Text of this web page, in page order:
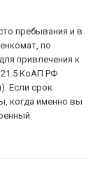
пребывания и в
по
привлечения к
21.5 КоАП РФ
Если срок
когда именно вы